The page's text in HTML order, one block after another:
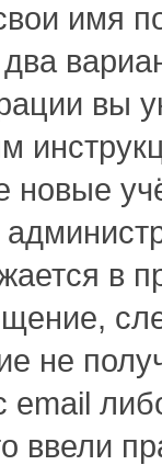
имя
вы
новые
в
не
email
ввели